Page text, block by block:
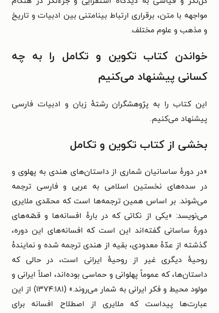
مواجهه با متن، برقراری ارتباط بینامتنی بین ادبیات و تاریخ
و مذهب و علوم مختلف.
خواندن کتاب تکوین و تکامل را به چه
کسانی پیشنهاد می‌کنیم
این کتاب را به پژوهشگران رشتهٔ زبان و ادبیات فارسی
پیشنهاد می‌کنیم.
بخشی از کتاب تکوین و تکامل
«در دورهٔ ساسانیان شماری از داستان‌های هندی به پهلوی و
در سده‌های نخستین اسلامی به عربی و فارسی ترجمه
می‌شوند. بر اساس همین ترجمه‌ها است که محمّدی ملایری
می‌نویسد: «یکی از نکاتی که در بارهٔ افسانه‌ها و قصّه‌های
دورهٔ ساسانی گفته‌اند این است که افسانه‌های این دوره،
گذشته از عدّهٔ معدودی، بقیه از هندی ترجمه شده و نمایندهٔ
روحیهٔ دیگری غیر از روحیهٔ ایرانی است، در حالی که
داستان‌ها، که عموماً پهلوانی و حماسی بوده‌اند، اصلاً ایرانی و
مولود محیط و فکر ایرانی به شمار می‌روند.» (۱۳۷۴:۱۸۱) از این
عبارت‌ها پیداست که ملایری از اصطلاح افسانه برای